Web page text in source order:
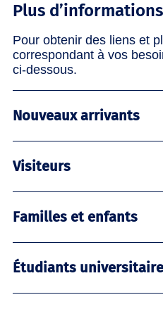
Plus d’informations
Pour obtenir des liens et
correspondant à vos
ci-dessous.
Nouveaux arrivants
Visiteurs
Familles et enfants
Étudiants